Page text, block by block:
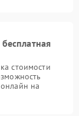
стоимости
на